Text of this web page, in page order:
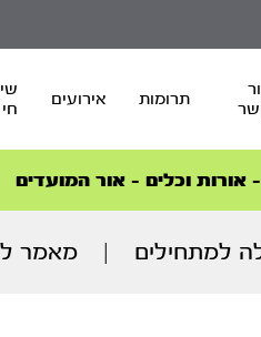
תרומות אירועים
חי
– דרך המלך
וכלים – אור המועדים
הטבעית >
– דרך המלך
למתחילים מאמר